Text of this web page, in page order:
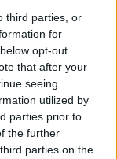
third parties, or
for
opt-out
that after your
seeing
utilized by
parties prior to
the further
parties on the